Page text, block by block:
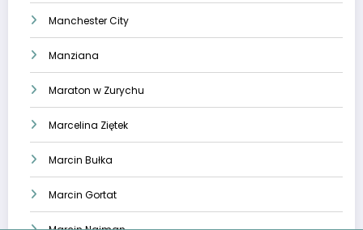
Manchester City
Manziana
Maraton w Zurychu
Marcelina Ziętek
Marcin Bułka
Marcin Gortat